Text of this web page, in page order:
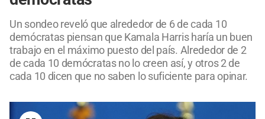
Un sondeo reveló que alrededor de 6 de cada 10
demócratas piensan que Kamala Harris haría un buen
trabajo en el máximo puesto del país. Alrededor de 2
de cada 10 demócratas no lo creen así, y otros 2 de
cada 10 dicen que no saben lo suficiente para opinar.